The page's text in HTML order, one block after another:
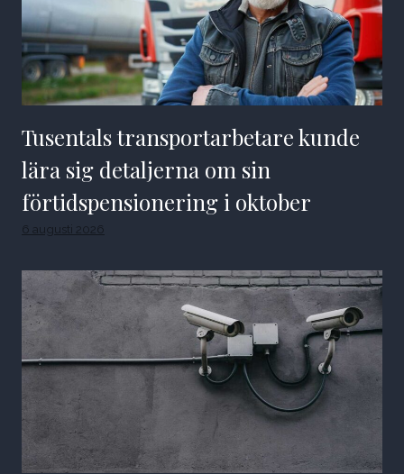
Tusentals transportarbetare kunde
lära sig detaljerna om sin
förtidspensionering i oktober
6 augusti 2026